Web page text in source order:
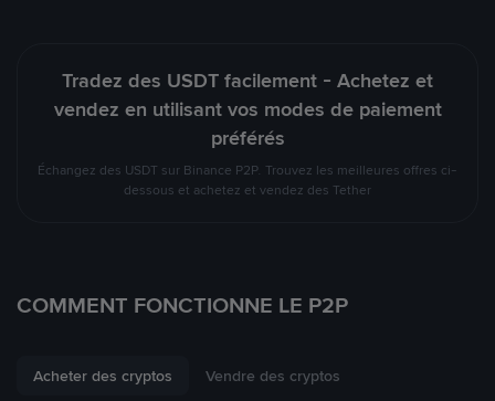
Tradez des USDT facilement - Achetez et
vendez en utilisant vos modes de paiement
préférés
Échangez des USDT sur Binance P2P. Trouvez les meilleures offres ci-
dessous et achetez et vendez des Tether
COMMENT FONCTIONNE LE P2P
Acheter des cryptos Vendre des cryptos